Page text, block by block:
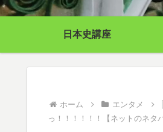
日本史講座
ホーム エンタメ
っ！！！！！！【ネットのネタ